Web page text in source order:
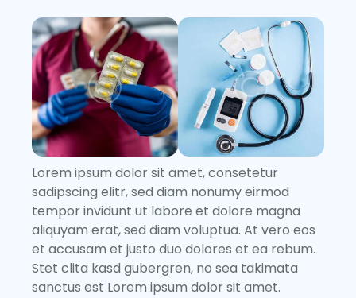
Lorem ipsum dolor sit amet, consetetur
sadipscing elitr, sed diam nonumy eirmod
tempor invidunt ut labore et dolore magna
aliquyam erat, sed diam voluptua. At vero eos
et accusam et justo duo dolores et ea rebum.
Stet clita kasd gubergren, no sea takimata
sanctus est Lorem ipsum dolor sit amet.